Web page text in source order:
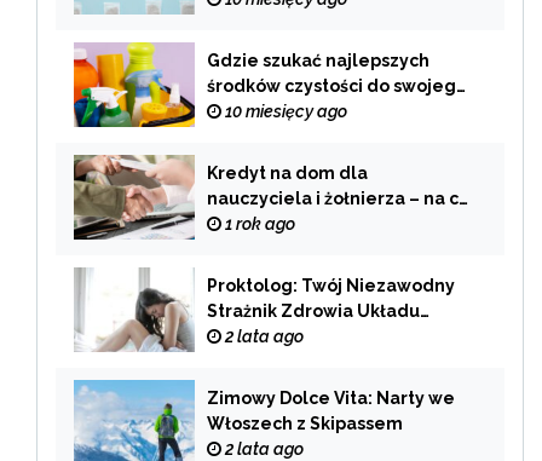
Gdzie szukać najlepszych
środków czystości do swojego
domu?
10 miesięcy ago
Kredyt na dom dla
nauczyciela i żołnierza – na co
zwrócić uwagę przy wyborze
1 rok ago
Proktolog: Twój Niezawodny
Strażnik Zdrowia Układu
Pokarmowego
2 lata ago
Zimowy Dolce Vita: Narty we
Włoszech z Skipassem
2 lata ago